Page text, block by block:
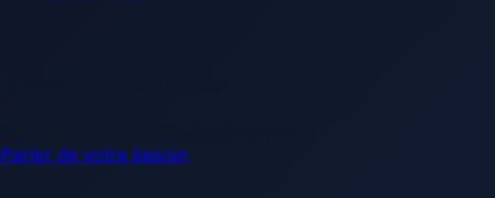
Parler de votre besoin